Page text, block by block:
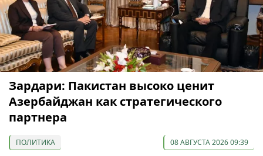
Зардари: Пакистан высоко ценит
Азербайджан как стратегического
партнера
ПОЛИТИКА 08 АВГУСТА 2026 09:39